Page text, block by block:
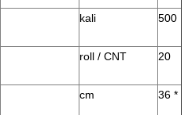
kali 500
roll / CNT 20
cm 36 *